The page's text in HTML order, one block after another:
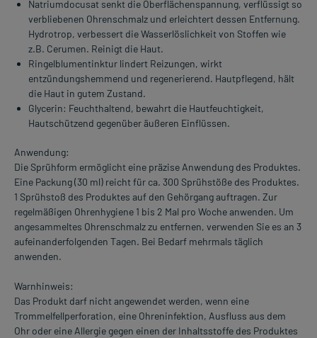
Natriumdocusat senkt die Oberflächenspannung, verflüssigt so
verbliebenen Ohrenschmalz und erleichtert dessen Entfernung.
Hydrotrop, verbessert die Wasserlöslichkeit von Stoffen wie
z.B. Cerumen. Reinigt die Haut.
Ringelblumentinktur lindert Reizungen, wirkt
entzündungshemmend und regenerierend. Hautpflegend, hält
die Haut in gutem Zustand.
Glycerin: Feuchthaltend, bewahrt die Hautfeuchtigkeit,
Hautschützend gegenüber äußeren Einflüssen.
Anwendung:
Die Sprühform ermöglicht eine präzise Anwendung des Produktes.
Eine Packung (30 ml) reicht für ca. 300 Sprühstöße des Produktes.
1 Sprühstoß des Produktes auf den Gehörgang auftragen. Zur
regelmäßigen Ohrenhygiene 1 bis 2 Mal pro Woche anwenden. Um
angesammeltes Ohrenschmalz zu entfernen, verwenden Sie es an 3
aufeinanderfolgenden Tagen. Bei Bedarf mehrmals täglich
anwenden.
Warnhinweis:
Das Produkt darf nicht angewendet werden, wenn eine
Trommelfellperforation, eine Ohreninfektion, Ausfluss aus dem
Ohr oder eine Allergie gegen einen der Inhaltsstoffe des Produktes